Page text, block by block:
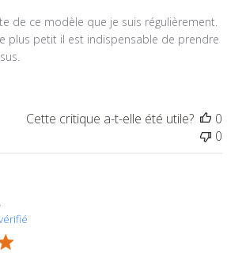
de ce modèle que je suis régulièrement.
plus petit il est indispensable de prendre
Cette critique a-t-elle été utile?
0
0